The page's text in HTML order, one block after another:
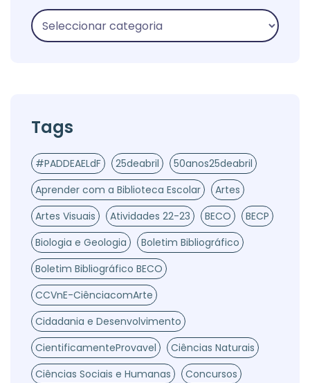
Tags
#PADDEAELdF 25deabril
50anos25deabril
Aprender com a Biblioteca Escolar
Artes
Artes Visuais
Atividades 22-23 BECO
BECP
Biologia e Geologia
Boletim Bibliográfico
Boletim Bibliográfico BECO
CCVnE-CiênciacomArte
Cidadania e Desenvolvimento
CientificamenteProvavel
Ciências Naturais
Ciências Sociais e Humanas
Concursos